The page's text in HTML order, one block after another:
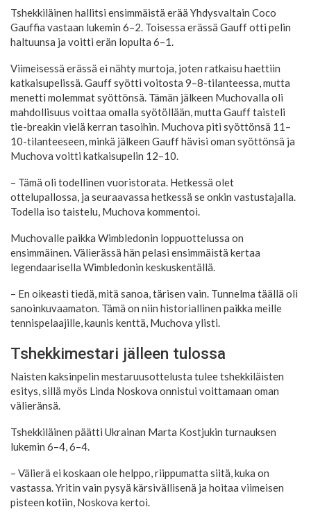
Tshekkiläinen hallitsi ensimmäistä erää Yhdysvaltain Coco
Gauffia vastaan lukemin 6–2. Toisessa erässä Gauff otti pelin
haltuunsa ja voitti erän lopulta 6–1.
Viimeisessä erässä ei nähty murtoja, joten ratkaisu haettiin
katkaisupelissä. Gauff syötti voitosta 9–8-tilanteessa, mutta
menetti molemmat syöttönsä. Tämän jälkeen Muchovalla oli
mahdollisuus voittaa omalla syötöllään, mutta Gauff taisteli
tie-breakin vielä kerran tasoihin. Muchova piti syöttönsä 11–
10-tilanteeseen, minkä jälkeen Gauff hävisi oman syöttönsä ja
Muchova voitti katkaisupelin 12–10.
– Tämä oli todellinen vuoristorata. Hetkessä olet
ottelupallossa, ja seuraavassa hetkessä se onkin vastustajalla.
Todella iso taistelu, Muchova kommentoi.
Muchovalle paikka Wimbledonin loppuottelussa on
ensimmäinen. Välierässä hän pelasi ensimmäistä kertaa
legendaarisella Wimbledonin keskuskentällä.
– En oikeasti tiedä, mitä sanoa, tärisen vain. Tunnelma täällä oli
sanoinkuvaamaton. Tämä on niin historiallinen paikka meille
tennispelaajille, kaunis kenttä, Muchova ylisti.
Tshekkimestari jälleen tulossa
Naisten kaksinpelin mestaruusottelusta tulee tshekkiläisten
esitys, sillä myös Linda Noskova onnistui voittamaan oman
välieränsä.
Tshekkiläinen päätti Ukrainan Marta Kostjukin turnauksen
lukemin 6–4, 6–4.
– Välierä ei koskaan ole helppo, riippumatta siitä, kuka on
vastassa. Yritin vain pysyä kärsivällisenä ja hoitaa viimeisen
pisteen kotiin, Noskova kertoi.